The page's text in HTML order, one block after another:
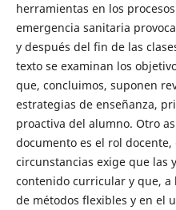
herramientas en los
emergencia sanitaria
y después del fin de las
texto se examinan los
que, concluimos, suponen
estrategias de enseñanza,
proactiva del alumno. Otro
documento es el rol docente,
circunstancias exige que las
contenido curricular y que, a
de métodos flexibles y en el